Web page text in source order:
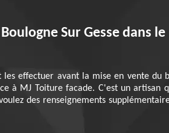
Sur Gesse dans le
effectuer avant la mise en vente du
à MJ Toiture facade. C'est un artisan
des renseignements